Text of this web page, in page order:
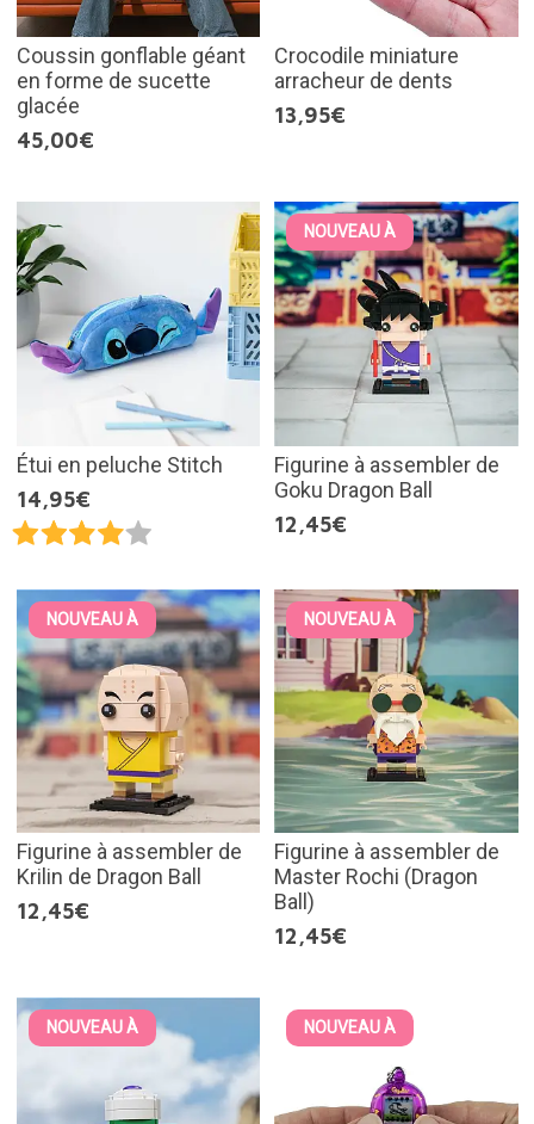
Coussin gonflable géant
en forme de sucette
glacée
45,00€
Crocodile miniature
arracheur de dents
13,95€
Étui en peluche Stitch
14,95€
NOUVEAU À
Figurine à assembler de
Goku Dragon Ball
12,45€
NOUVEAU À
Figurine à assembler de
Krilin de Dragon Ball
12,45€
NOUVEAU À
Figurine à assembler de
Master Rochi (Dragon
Ball)
12,45€
NOUVEAU À NOUVEAU À